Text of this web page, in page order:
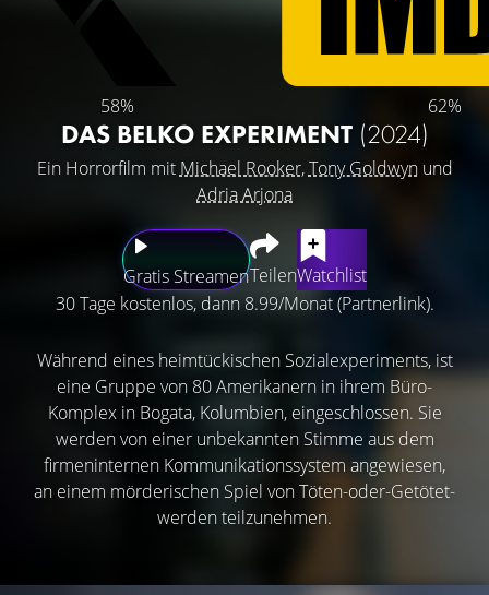
58% 62%
DAS BELKO EXPERIMENT (2024)
Ein Horrorfilm mit Michael Rooker,Tony Goldwynund
Adria Arjona
Gratis StreamenTeilenWatchlist
30 Tage kostenlos, dann 8.99/Monat (Partnerlink).
Während eines heimtückischen Sozialexperiments, ist
eine Gruppe von 80 Amerikanern in ihrem Büro-
Komplex in Bogata, Kolumbien, eingeschlossen. Sie
werden von einer unbekannten Stimme aus dem
firmeninternen Kommunikationssystem angewiesen,
an einem mörderischen Spiel von Töten-oder-Getötet-
werden teilzunehmen.